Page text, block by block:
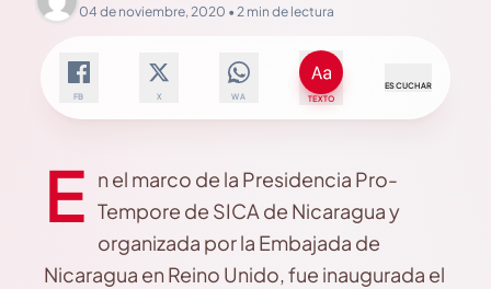
04 de noviembre, 2020 • 2 min de lectura
FB X WA TEXTO
ESCUCHAR
E n el marco de la Presidencia Pro-
Tempore de SICA de Nicaragua y
organizada por la Embajada de
Nicaragua en Reino Unido, fue inaugurada el